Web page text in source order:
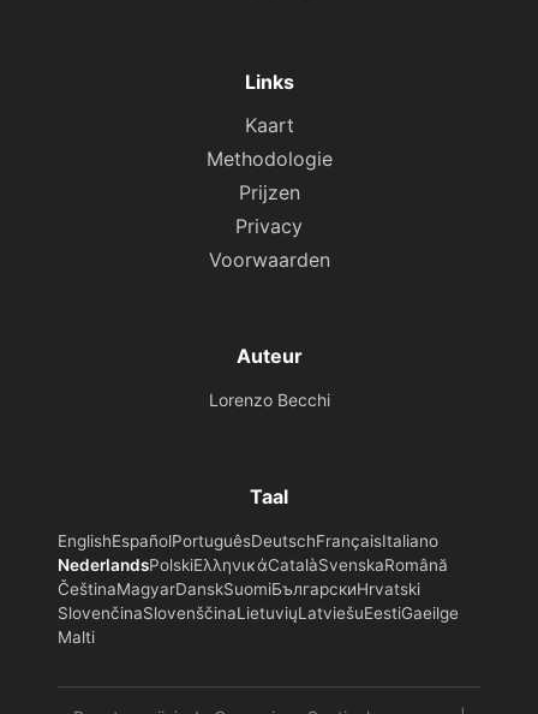
Links
Kaart
Methodologie
Prijzen
Privacy
Voorwaarden
Auteur
Lorenzo Becchi
Taal
EnglishEspañolPortuguêsDeutschFrançaisItaliano
NederlandsPolskiΕλληνικάCatalàSvenskaRomână
ČeštinaMagyarDanskSuomiБългарскиHrvatski
SlovenčinaSlovenščinaLietuviųLatviešuEestiGaeilge
Malti